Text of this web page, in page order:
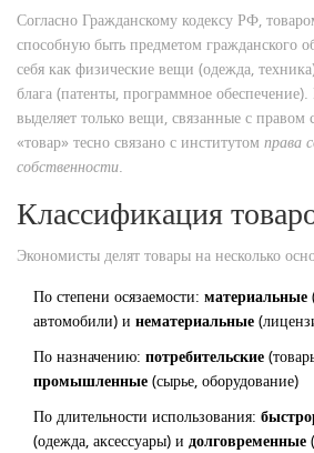
Согласно Гражданскому кодексу РФ,
способную быть предметом гражданского
себя как физические вещи (одежда,
блага (патенты, программное обеспечение).
выделяет только вещи, связанные с правом
«товар» тесно связано с институтом права
собственности.
Классификация
Экономисты делят товары на несколько
По степени осязаемости: материальные
автомобили) и нематериальные
По назначению: потребительские
промышленные (сырье, оборудование)
По длительности использования:
(одежда, аксессуары) и долговременные